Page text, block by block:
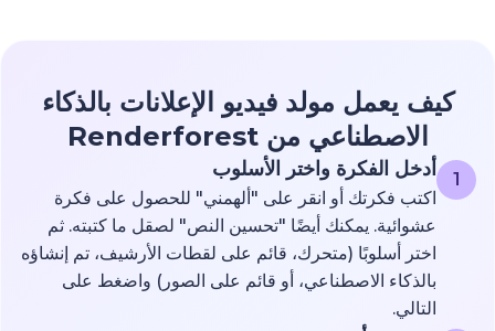
كيف يعمل مولد فيديو الإعلانات بالذكاء
الاصطناعي من Renderforest
1 أدخل الفكرة واختر الأسلوب
اكتب فكرتك أو انقر على "ألهمني" للحصول على فكرة
عشوائية. يمكنك أيضًا "تحسين النص" لصقل ما كتبته. ثم
اختر أسلوبًا (متحرك، قائم على لقطات الأرشيف، تم إنشاؤه
بالذكاء الاصطناعي، أو قائم على الصور) واضغط على
التالي.